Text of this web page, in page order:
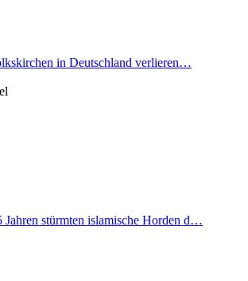
in Deutschland verlieren…
Jahren stürmten islamische Horden d…